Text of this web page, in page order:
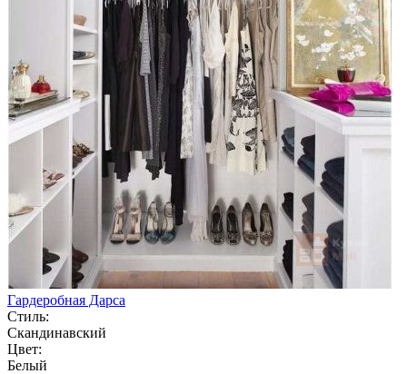
Гардеробная Дарса
Стиль:
Скандинавский
Цвет:
Белый